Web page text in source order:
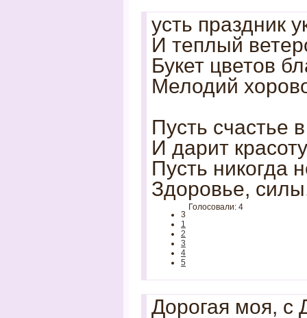
усть праздник
И теплый
Букет цветов
Мелодий
Пусть счастье
И дарит
Пусть никогда
Здоровье,
3
1
2
3
4
5
Голосовали: 4
Дорогая моя, с